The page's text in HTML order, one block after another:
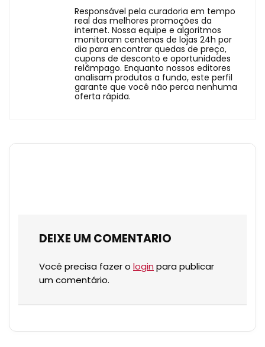
Responsável pela curadoria em tempo
real das melhores promoções da
internet. Nossa equipe e algoritmos
monitoram centenas de lojas 24h por
dia para encontrar quedas de preço,
cupons de desconto e oportunidades
relâmpago. Enquanto nossos editores
analisam produtos a fundo, este perfil
garante que você não perca nenhuma
oferta rápida.
DEIXE UM COMENTARIO
Você precisa fazer o login para publicar
um comentário.